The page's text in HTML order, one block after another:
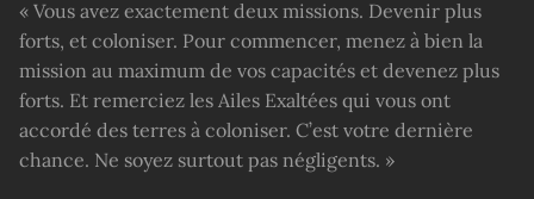
« Vous avez exactement deux missions. Devenir plus
forts, et coloniser. Pour commencer, menez à bien la
mission au maximum de vos capacités et devenez plus
forts. Et remerciez les Ailes Exaltées qui vous ont
accordé des terres à coloniser. C’est votre dernière
chance. Ne soyez surtout pas négligents. »